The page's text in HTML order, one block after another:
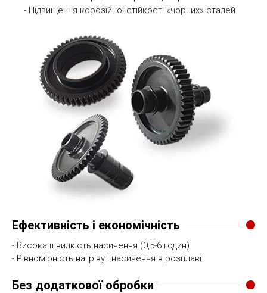
- Підвищення корозійної стійкості «чорних» сталей
Ефективність і економічність
- Висока швидкість насичення (0,5-6 годин)
- Рівномірність нагріву і насичення в розплаві
Без додаткової обробки